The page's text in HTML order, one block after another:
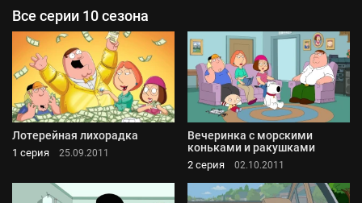
Все серии 10 сезона
Лотерейная лихорадка
1 серия 25.09.2011
Вечеринка с морскими
коньками и ракушками
2 серия 02.10.2011